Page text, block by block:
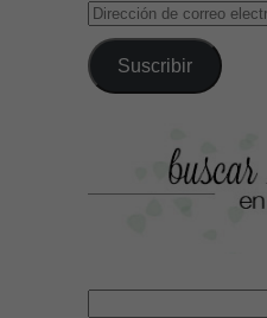
Dirección
correo
electrónico
Suscribir